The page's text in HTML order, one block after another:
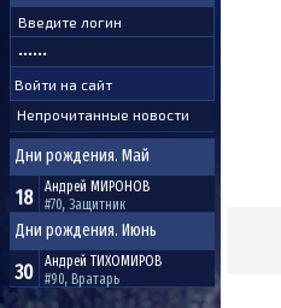
Непрочитанные новости
Дни рождения. Май
18 Андрей МИРОНОВ
#70, Защитник
Дни рождения. Июнь
30 Андрей ТИХОМИРОВ
#90, Вратарь